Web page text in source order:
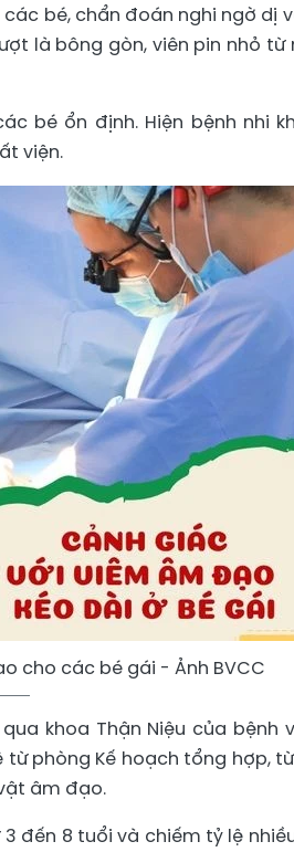
bé, chẩn đoán nghi ngờ dị
là bông gòn, viên pin nhỏ từ
bé ổn định. Hiện bệnh nhi
viện.
cho các bé gái - Ảnh BVCC
khoa Thận Niệu của bệnh
phòng Kế hoạch tổng hợp,
âm đạo.
đến 8 tuổi và chiếm tỷ lệ